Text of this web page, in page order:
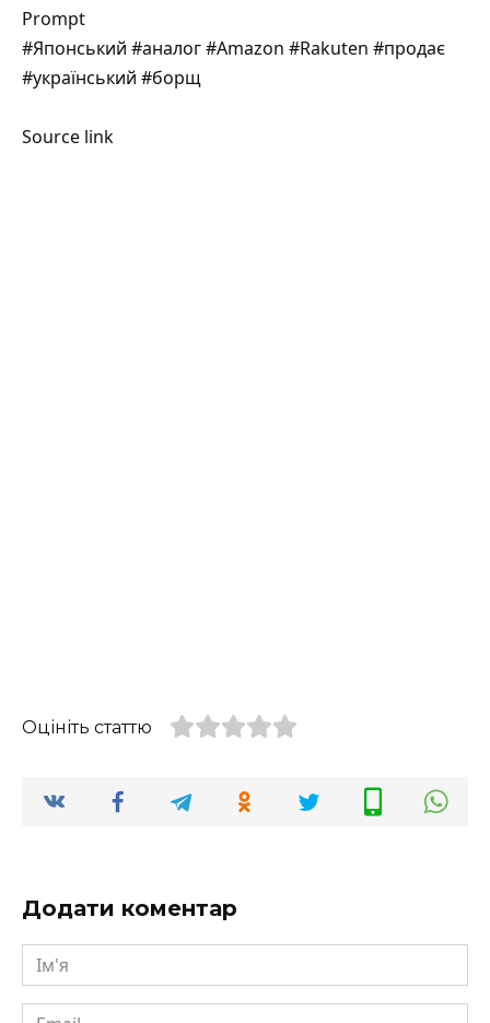
Prompt
#Японський #аналог #Amazon #Rakuten #продає
#український #борщ
Source link
Оцініть статтю
Додати коментар
Ім'я
Email